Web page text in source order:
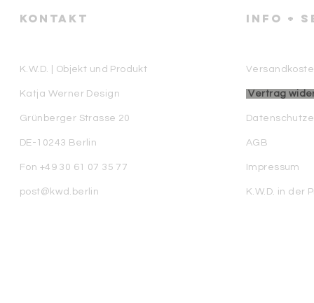
KONTAKT
K.W.D. | Objekt und Produkt
Katja Werner Design
Grünberger Strasse 20
DE-10243 Berlin
Fon +49 30 61 07 35 77
post@kwd.berlin
info +
Vertrag
AGB
Impressum
K.W.D. in der